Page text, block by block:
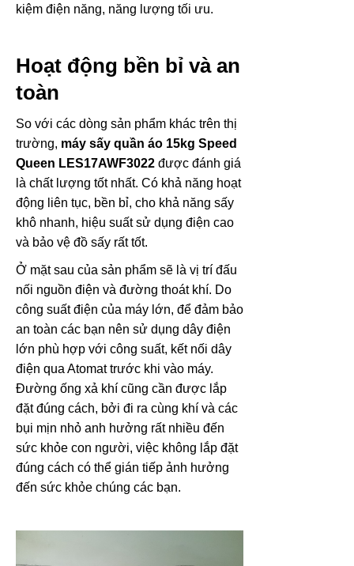
kiệm điện năng, năng lượng tối ưu.
Hoạt động bền bỉ và an
toàn
So với các dòng sản phẩm khác trên thị
trường, máy sấy quần áo 15kg Speed
Queen LES17AWF3022 được đánh giá
là chất lượng tốt nhất. Có khả năng hoạt
động liên tục, bền bỉ, cho khả năng sấy
khô nhanh, hiệu suất sử dụng điện cao
và bảo vệ đồ sấy rất tốt.
Ở mặt sau của sản phẩm sẽ là vị trí đấu
nối nguồn điện và đường thoát khí. Do
công suất điện của máy lớn, để đảm bảo
an toàn các bạn nên sử dụng dây điện
lớn phù hợp với công suất, kết nối dây
điện qua Atomat trước khi vào máy.
Đường ống xả khí cũng cần được lắp
đặt đúng cách, bởi đi ra cùng khí và các
bụi mịn nhỏ anh hưởng rất nhiều đến
sức khỏe con người, việc không lắp đặt
đúng cách có thể gián tiếp ảnh hưởng
đến sức khỏe chúng các bạn.